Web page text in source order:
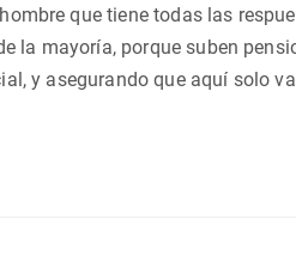
que tiene todas las
la mayoría, porque suben
y asegurando que aquí solo